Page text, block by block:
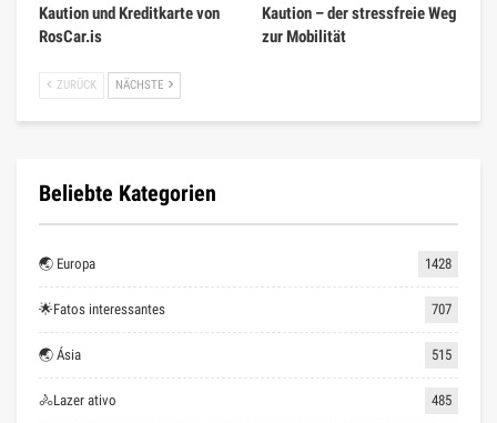
Kaution und Kreditkarte von
RosCar.is
Kaution – der stressfreie Weg
zur Mobilität
ZURÜCK NÄCHSTE
Beliebte Kategorien
🌏 Europa 1428
🌟Fatos interessantes 707
🌏 Ásia 515
🚴Lazer ativo 485